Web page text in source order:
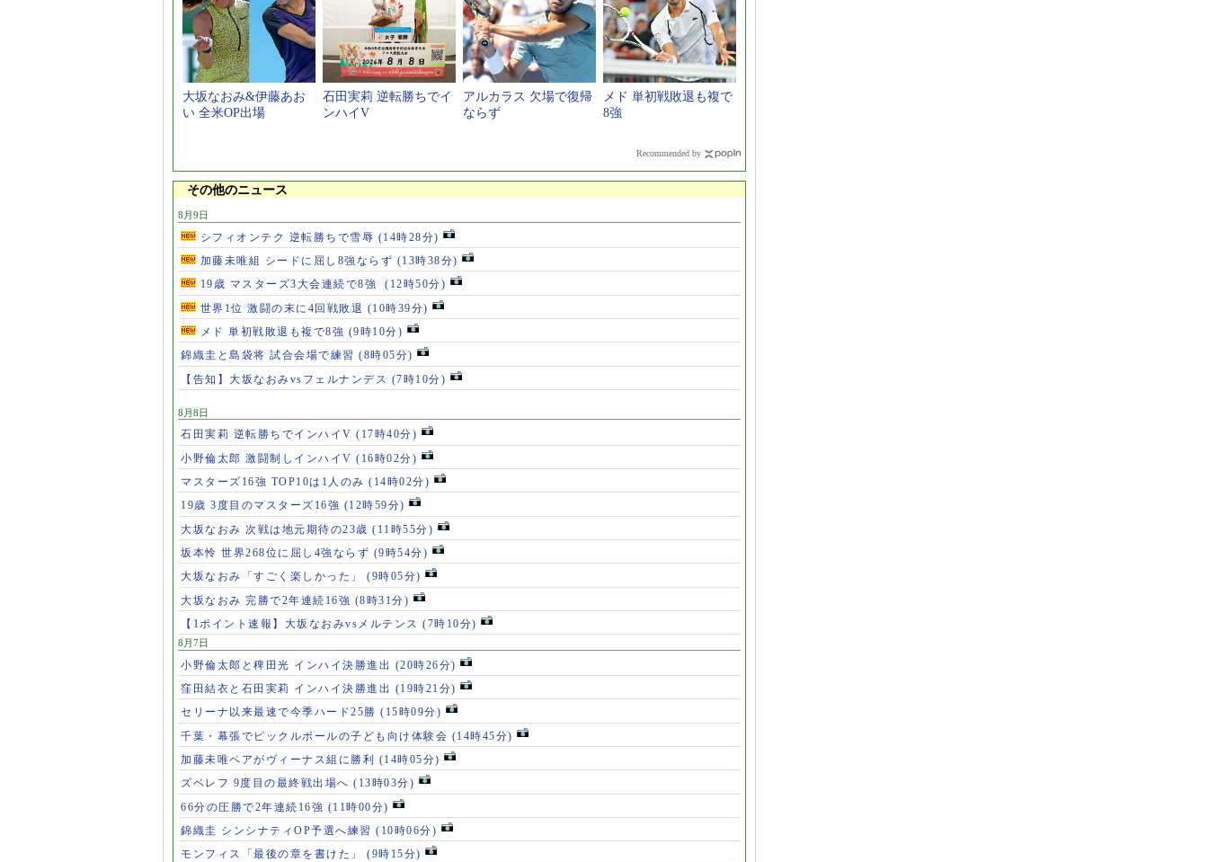
大坂なおみ&伊藤あお
い 全米OP出場
石田実莉 逆転勝ちでイ
ンハイV
アルカラス 欠場で復帰
ならず
メド 単初戦敗退も複で
8強
Recommended by
その他のニュース
8月9日
シフィオンテク 逆転勝ちで雪辱 (14時28分)
加藤未唯組 シードに屈し8強ならず (13時38分)
19歳 マスターズ3大会連続で8強 (12時50分)
世界1位 激闘の末に4回戦敗退 (10時39分)
メド 単初戦敗退も複で8強 (9時10分)
錦織圭と島袋将 試合会場で練習 (8時05分)
【告知】大坂なおみvsフェルナンデス (7時10分)
8月8日
石田実莉 逆転勝ちでインハイV (17時40分)
小野倫太郎 激闘制しインハイV (16時02分)
マスターズ16強 TOP10は1人のみ (14時02分)
19歳 3度目のマスターズ16強 (12時59分)
大坂なおみ 次戦は地元期待の23歳 (11時55分)
坂本怜 世界268位に屈し4強ならず (9時54分)
大坂なおみ「すごく楽しかった」 (9時05分)
大坂なおみ 完勝で2年連続16強 (8時31分)
【1ポイント速報】大坂なおみvsメルテンス (7時10分)
8月7日
小野倫太郎と稗田光 インハイ決勝進出 (20時26分)
窪田結衣と石田実莉 インハイ決勝進出 (19時21分)
セリーナ以来最速で今季ハード25勝 (15時09分)
千葉・幕張でピックルボールの子ども向け体験会 (14時45分)
加藤未唯ペアがヴィーナス組に勝利 (14時05分)
ズベレフ 9度目の最終戦出場へ (13時03分)
66分の圧勝で2年連続16強 (11時00分)
錦織圭 シンシナティOP予選へ練習 (10時06分)
モンフィス「最後の章を書けた」 (9時15分)